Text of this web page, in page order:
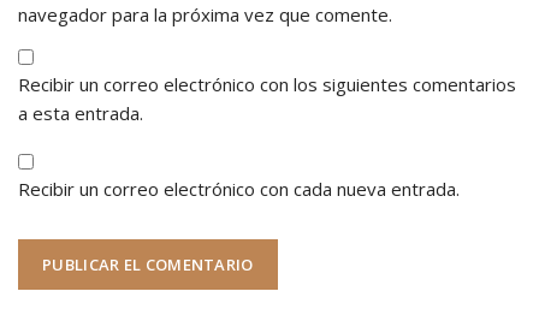
navegador para la próxima vez que comente.
Recibir un correo electrónico con los siguientes comentarios
a esta entrada.
Recibir un correo electrónico con cada nueva entrada.